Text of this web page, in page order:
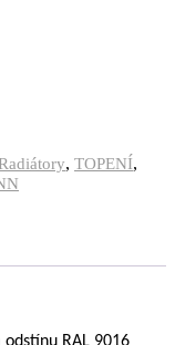
, TOPENÍ,
RAL 9016